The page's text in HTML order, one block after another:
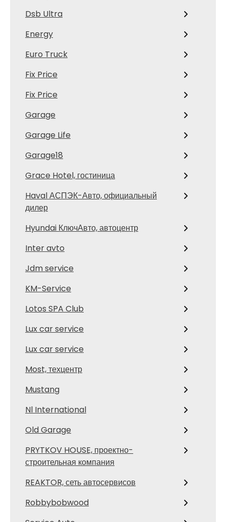
Dsb Ultra
Energy
Euro Truck
Fix Price
Fix Price
Garage
Garage Life
Garage18
Grace Hotel, гостиница
Haval АСПЭК-Авто, официальный
дилер
Hyundai КлючАвто, автоцентр
Inter avto
Jdm service
KM-Service
Lotos SPA Club
Lux car service
Lux car service
Most, техцентр
Mustang
Nl International
Old Garage
PRYTKOV HOUSE, проектно-
строительная компания
REAKTOR, сеть автосервисов
Robbybobwood